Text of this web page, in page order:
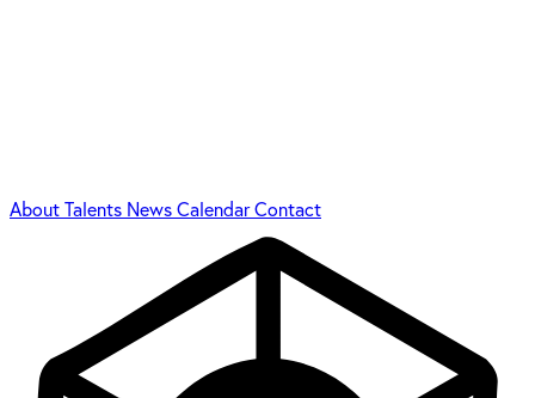
AboutTalents NewsCalendarContact